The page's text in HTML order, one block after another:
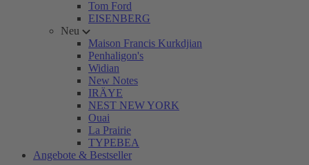
Tom Ford
EISENBERG
Neu
Maison Francis Kurkdjian
Penhaligon's
Widian
New Notes
IRÄYE
NEST NEW YORK
Ouai
La Prairie
TYPEBEA
Angebote & Bestseller